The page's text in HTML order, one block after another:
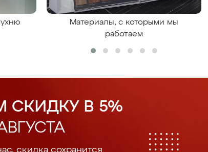
Материалы, с которыми мы
работаем
СКИДКУ В 5%
скидка сохранится.